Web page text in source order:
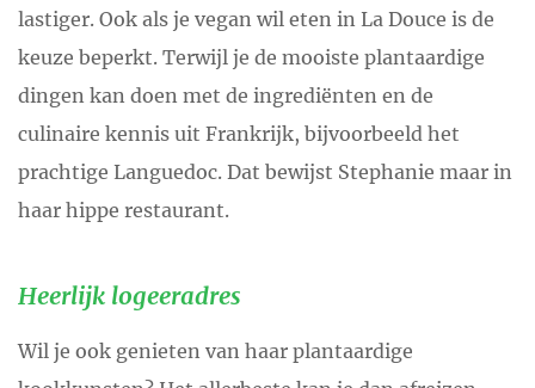
lastiger. Ook als je vegan wil eten in La Douce is de
keuze beperkt. Terwijl je de mooiste plantaardige
dingen kan doen met de ingrediënten en de
culinaire kennis uit Frankrijk, bijvoorbeeld het
prachtige Languedoc. Dat bewijst Stephanie maar in
haar hippe restaurant.
Heerlijk logeeradres
Wil je ook genieten van haar plantaardige